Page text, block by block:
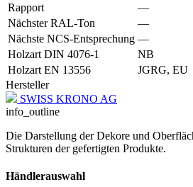
Rapport
—
Nächster RAL-Ton
—
Nächste NCS-Entsprechung —
Holzart DIN 4076-1
NB
Holzart EN 13556
JGRG, EU
Hersteller
SWISS KRONO AG
info_outline
Die Darstellung der Dekore und
Strukturen der gefertigten Produkte.
Händlerauswahl